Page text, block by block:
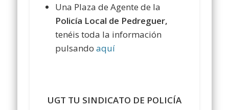
Una Plaza de Agente de la
Policía Local de Pedreguer,
tenéis toda la información
pulsandoaquí
UGT TU SINDICATO DE POLICÍA